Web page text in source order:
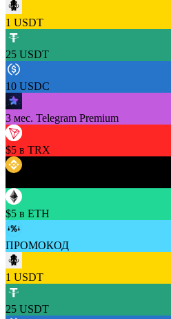
1 USDT
25 USDT
10 USDC
3 мес. Telegram Premium
$5 в TRX
$5 в ETH
ПРОМОКОД
1 USDT
25 USDT